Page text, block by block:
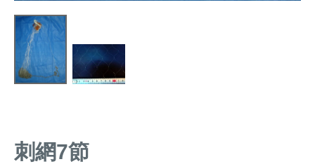
刺網7節
動物の種類から対策商品を選ぶ
シカ対策